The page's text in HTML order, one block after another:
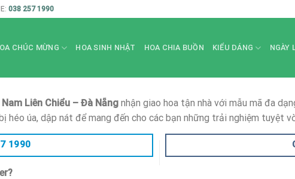
038 257 1990
CHÚC MỪNG HOA SINH NHẬT HOA CHIA BUỒN KIỂU DÁNG NGÀY
Liên Chiểu – Đà Nẵng nhận giao hoa tận nhà với mẫu mã đa
héo úa, dập nát để mang đến cho các bạn những trải nghiệm tuyệt
1990